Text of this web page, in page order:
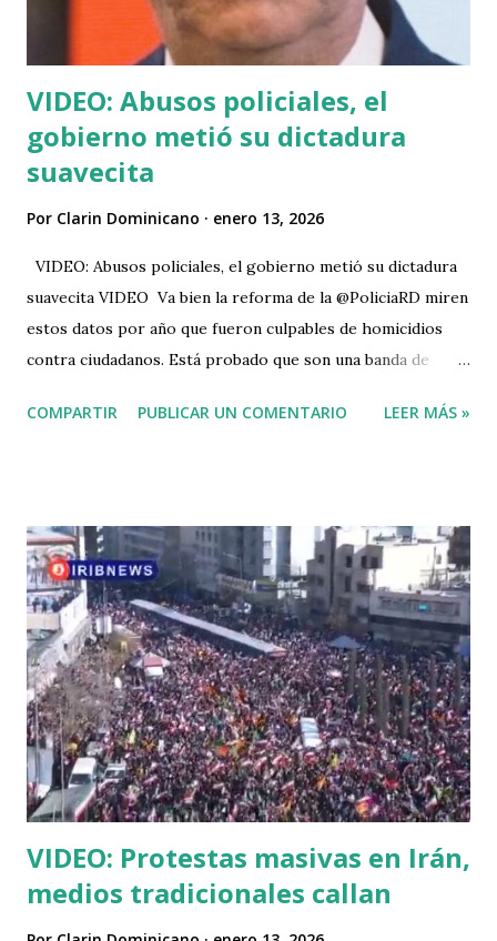
VIDEO: Abusos policiales, el
gobierno metió su dictadura
suavecita
Por Clarin Dominicano enero 13, 2026
VIDEO: Abusos policiales, el gobierno metió su dictadura
suavecita VIDEO Va bien la reforma de la @PoliciaRD miren
estos datos por año que fueron culpables de homicidios
contra ciudadanos. Está probado que son una banda de
mataron 139 personas 2023 178 se lambieron 2024 fueron
COMPARTIR PUBLICAR UN COMENTARIO LEER MÁS »
VIDEO: Protestas masivas en Irán,
medios tradicionales callan